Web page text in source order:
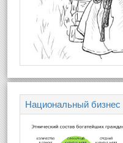
Национальный бизнес